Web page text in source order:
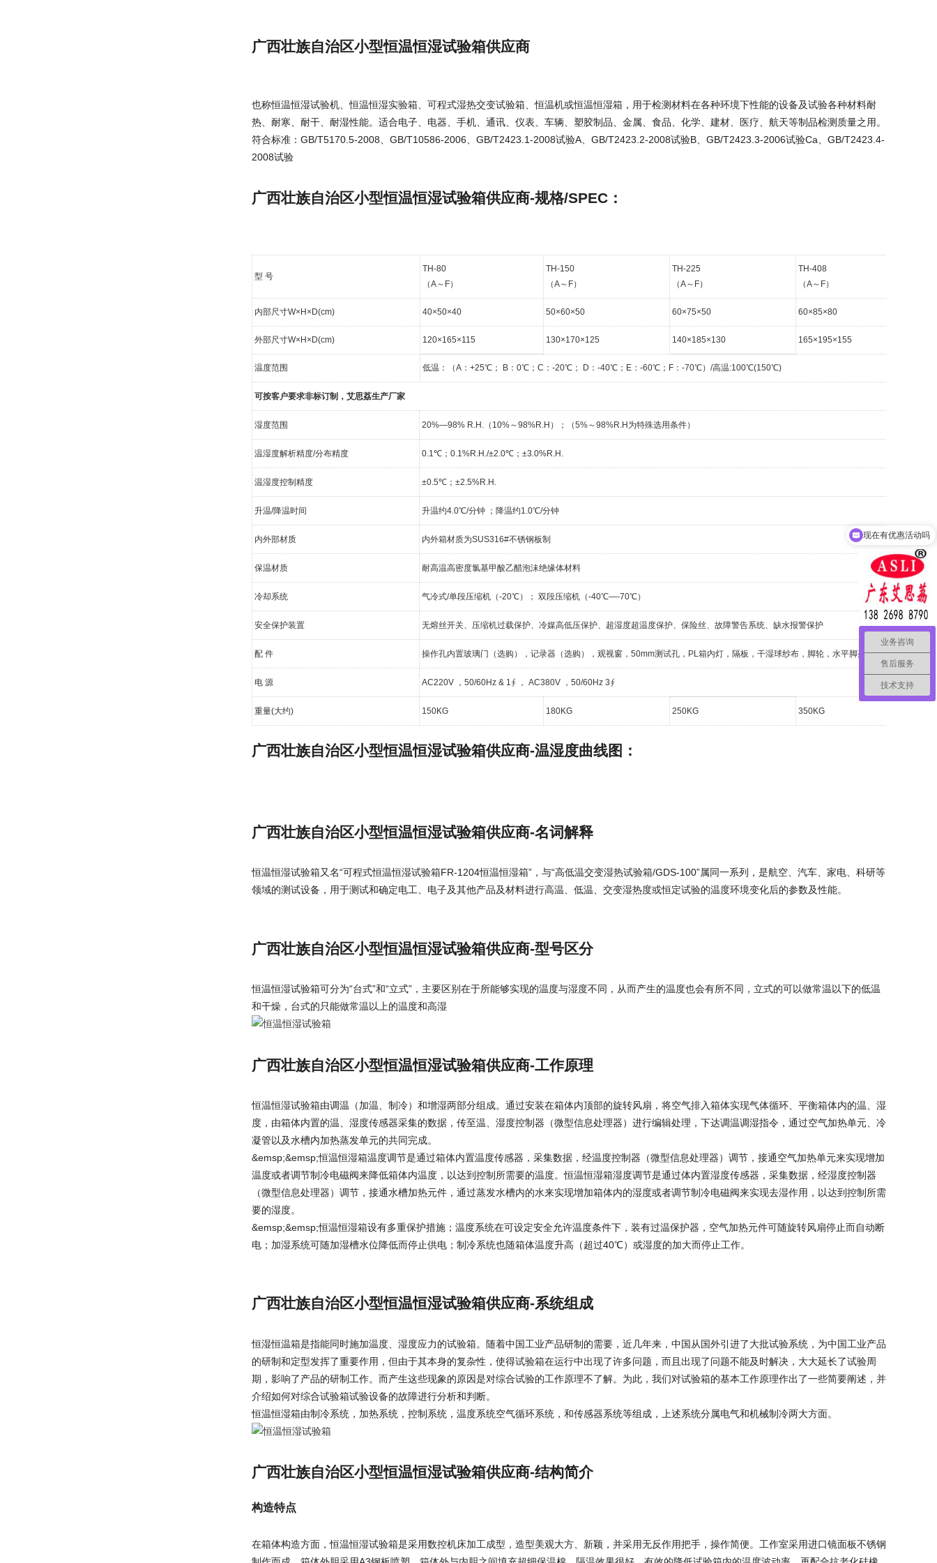
广西壮族自治区小型恒温恒湿试验箱供应商
也称恒温恒湿试验机、恒温恒湿实验箱、可程式湿热交变试验箱、恒温机或恒温恒湿箱，用于检测材料在各种环境下性能的设备及试验各种材料耐
热、耐寒、耐干、耐湿性能。适合电子、电器、手机、通讯、仪表、车辆、塑胶制品、金属、食品、化学、建材、医疗、航天等制品检测质量之用。
符合标准：GB/T5170.5-2008、GB/T10586-2006、GB/T2423.1-2008试验A、GB/T2423.2-2008试验B、GB/T2423.3-2006试验Ca、GB/T2423.4-
2008试验
广西壮族自治区小型恒温恒湿试验箱供应商-规格/SPEC：
型 号
TH-80
（A～F）
TH-150
（A～F）
TH-225
（A～F）
TH-408
（A～F）
内部尺寸W×H×D(cm) 40×50×40 50×60×50 60×75×50 60×85×80
外部尺寸W×H×D(cm) 120×165×115 130×170×125 140×185×130 165×195×155
温度范围 低温：（A：+25℃； B：0℃；C：-20℃； D：-40℃；E：-60℃；F：-70℃）/高温:100℃(150℃)
可按客户要求非标订制，艾思荔生产厂家
湿度范围 20%—98% R.H.（10%～98%R.H）；（5%～98%R.H为特殊选用条件）
温湿度解析精度/分布精度 0.1℃；0.1%R.H./±2.0℃；±3.0%R.H.
温湿度控制精度 ±0.5℃；±2.5%R.H.
升温/降温时间 升温约4.0℃/分钟 ；降温约1.0℃/分钟
内外部材质 内外箱材质为SUS316#不锈钢板制
保温材质 耐高温高密度氯基甲酸乙醋泡沫绝缘体材料
冷却系统 气冷式/单段压缩机（-20℃）； 双段压缩机（-40℃—-70℃）
安全保护装置 无熔丝开关、压缩机过载保护、冷媒高低压保护、超湿度超温度保护、保险丝、故障警告系统、缺水报警保护
配 件 操作孔内置玻璃门（选购），记录器（选购），观视窗，50mm测试孔，PL箱内灯，隔板，干湿球纱布，脚轮，水平脚架
电 源 AC220V ，50/60Hz & 1∮ ， AC380V ，50/60Hz 3∮
重量(大约) 150KG 180KG 250KG 350KG
广西壮族自治区小型恒温恒湿试验箱供应商-温湿度曲线图 ：
广西壮族自治区小型恒温恒湿试验箱供应商-名词解释
恒温恒湿试验箱又名“可程式恒温恒湿试验箱FR-1204恒温恒湿箱”，与“高低温交变湿热试验箱/GDS-100”属同一系列，是航空、汽车、家电、科研等
领域的测试设备，用于测试和确定电工、电子及其他产品及材料进行高温、低温、交变湿热度或恒定试验的温度环境变化后的参数及性能。
广西壮族自治区小型恒温恒湿试验箱供应商-型号区分
恒温恒湿试验箱可分为“台式”和“立式”，主要区别在于所能够实现的温度与湿度不同，从而产生的温度也会有所不同，立式的可以做常温以下的低温
和干燥，台式的只能做常温以上的温度和高湿
广西壮族自治区小型恒温恒湿试验箱供应商-工作原理
恒温恒湿试验箱由调温（加温、制冷）和增湿两部分组成。通过安装在箱体内顶部的旋转风扇，将空气排入箱体实现气体循环、平衡箱体内的温、湿
度，由箱体内置的温、湿度传感器采集的数据，传至温、湿度控制器（微型信息处理器）进行编辑处理，下达调温调湿指令，通过空气加热单元、冷
凝管以及水槽内加热蒸发单元的共同完成。
&emsp;&emsp;恒温恒湿箱温度调节是通过箱体内置温度传感器，采集数据，经温度控制器（微型信息处理器）调节，接通空气加热单元来实现增加
温度或者调节制冷电磁阀来降低箱体内温度，以达到控制所需要的温度。恒温恒湿箱湿度调节是通过体内置湿度传感器，采集数据，经湿度控制器
（微型信息处理器）调节，接通水槽加热元件，通过蒸发水槽内的水来实现增加箱体内的湿度或者调节制冷电磁阀来实现去湿作用，以达到控制所需
要的湿度。
&emsp;&emsp;恒温恒湿箱设有多重保护措施；温度系统在可设定安全允许温度条件下，装有过温保护器，空气加热元件可随旋转风扇停止而自动断
电；加湿系统可随加湿槽水位降低而停止供电；制冷系统也随箱体温度升高（超过40℃）或湿度的加大而停止工作。
广西壮族自治区小型恒温恒湿试验箱供应商-系统组成
恒湿恒温箱是指能同时施加温度、湿度应力的试验箱。随着中国工业产品研制的需要，近几年来，中国从国外引进了大批试验系统，为中国工业产品
的研制和定型发挥了重要作用，但由于其本身的复杂性，使得试验箱在运行中出现了许多问题，而且出现了问题不能及时解决，大大延长了试验周
期，影响了产品的研制工作。而产生这些现象的原因是对综合试验的工作原理不了解。为此，我们对试验箱的基本工作原理作出了一些简要阐述，并
介绍如何对综合试验箱试验设备的故障进行分析和判断。
恒温恒湿箱由制冷系统，加热系统，控制系统，温度系统空气循环系统，和传感器系统等组成，上述系统分属电气和机械制冷两大方面。
广西壮族自治区小型恒温恒湿试验箱供应商-结构简介
构造特点
在箱体构造方面，恒温恒湿试验箱是采用数控机床加工成型，造型美观大方、新颖，并采用无反作用把手，操作简便。工作室采用进口镜面板不锈钢
业务咨询
售后服务
技术支持
可以介绍下你们的产品么